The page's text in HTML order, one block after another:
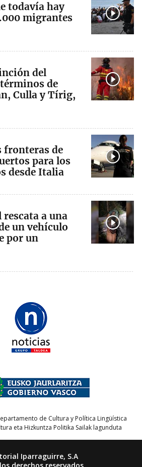
todavía hay
migrantes
del
de
Culla y Tírig,
fronteras de
para los
desde Italia
a una
un vehículo
por un
de Cultura y Política Lingüística
eta Hizkuntza Politika Sailak lagunduta
Iparraguirre, S.A